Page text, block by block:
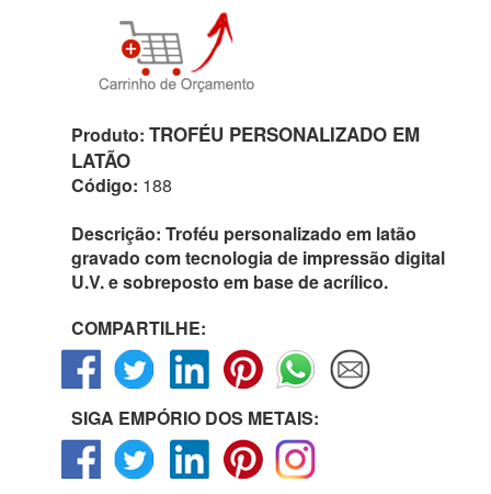
Produto: TROFÉU PERSONALIZADO EM
LATÃO
Código: 188
Descrição: Troféu personalizado em latão
gravado com tecnologia de impressão digital
U.V. e sobreposto em base de acrílico.
COMPARTILHE:
SIGA EMPÓRIO DOS METAIS: